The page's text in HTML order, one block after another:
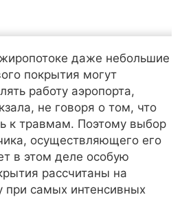
даже небольшие
покрытия могут
работу аэропорта,
не говоря о том, что
к травмам. Поэтому выбор
осуществляющего его
в этом деле особую
рассчитаны на
при самых интенсивных